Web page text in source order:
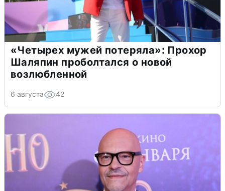
«Четырех мужей потеряла»: Прохор
Шаляпин проболтался о новой
возлюбленной
6 августа 42